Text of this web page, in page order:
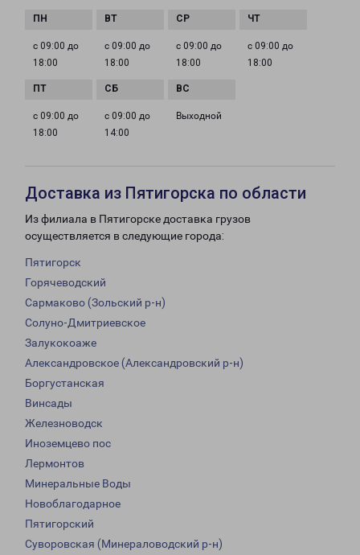
с 09:00 до
18:00
с 09:00 до
18:00
с 09:00 до
18:00
с 09:00 до
18:00
с 09:00 до
18:00
с 09:00 до
14:00
Выходной
Доставка из Пятигорска по области
Из филиала в Пятигорске доставка грузов
осуществляется в следующие города:
Пятигорск
Горячеводский
Сармаково (Зольский р-н)
Солуно-Дмитриевское
Залукокоаже
Александровское (Александровский р-н)
Боргустанская
Винсады
Железноводск
Иноземцево пос
Лермонтов
Минеральные Воды
Новоблагодарное
Пятигорский
Суворовская (Минераловодский р-н)